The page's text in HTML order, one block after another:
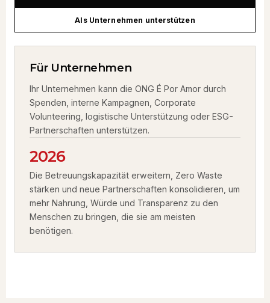
Als Unternehmen unterstützen
Für Unternehmen
Ihr Unternehmen kann die ONG É Por Amor durch
Spenden, interne Kampagnen, Corporate
Volunteering, logistische Unterstützung oder ESG-
Partnerschaften unterstützen.
2026
Die Betreuungskapazität erweitern, Zero Waste
stärken und neue Partnerschaften konsolidieren, um
mehr Nahrung, Würde und Transparenz zu den
Menschen zu bringen, die sie am meisten
benötigen.